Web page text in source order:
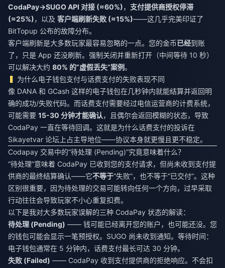
CodaPay→SUGO API 对接 (≈60%)， 支付提供商授权停滞
(≈25%)，以及 客户端刷新失败 (≈15%)——这几乎完美印证了
BitTopup 公布的故障分布。
客户端刷新是大多数玩家最容易忽略的一点。您的金币已经到账
了，只是 App 还没刷新。强制关闭并重新打开（中间等待 10 秒）
可以解决大约 80% 的“虚假丢失”案例。
为什么电子钱包支付与话费支付的失败表现不同
像 DANA 和 GCash 这样的电子钱包在几秒钟内就能结算并返回明
确的成功/失败代码。而话费支付需要经过电信运营商的计费系统，
可能需要 15-30 分钟才能确认，且偶尔会返回模糊的状态，导致
CodaPay 一直在等待回调。这就是为什么话费支付的投诉在
Sikayetvar 论坛上占主导地位——协议本身就更慢且更不稳定。
Codapay 交易中的“待处理 (Pending)”究竟意味着什么？
“待处理”意味着 CodaPay 已收到您的支付请求，但尚未收到支付提
供商的最终结算确认——它不等于“失败”，也不等于“已交付”。这种
区别很重要，因为待处理的交易可能转向任何一个方向，过早采取
行动往往会导致玩家不小心重复扣费。
以下是我对大多数玩家误解的三种 CodaPay 状态的解读：
待处理 (Pending) —— 钱可能已经离开您的账户，也可能还没。您
的钱包可能会显示一笔预授权。SUGO 尚未收到通知。等待时间：
电子钱包通常在 5 分钟内，话费支付最长可达 30 分钟。
失败 (Failed) —— CodaPay 收到支付提供商的拒绝响应。不会扣